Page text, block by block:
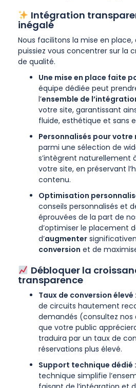
Intégration
inégalé
Nous facilitons la mise en place,
puissiez vous concentrer sur la
de qualité.
Une mise en place faite
équipe dédiée peut
l’ensemble de
votre site, garantissant
fluide, esthétique et sans
Personnalisés pour votre
parmi une sélection de
s’intègrent naturellement
votre site, en préservant
contenu.
Optimisation
conseils personnalisés et
éprouvées de la part de
d’optimiser le placement
d’augmenter
conversion et de
Débloquer la
transparence
Taux de conversion élevé :
de circuits hautement
demandés (consultez nos
que votre public
traduira par un taux de
réservations plus élevé.
Support technique dédié :
technique simplifie